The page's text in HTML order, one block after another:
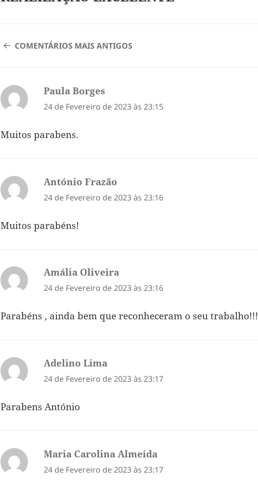
NAVEGAÇÃO
COMENTÁRIOS MAIS ANTIGOS
Paula Borges
24 de Fevereiro de 2023 às 23:15
Muitos parabens.
António Frazão
24 de Fevereiro de 2023 às 23:16
Muitos parabéns!
Amália Oliveira
24 de Fevereiro de 2023 às 23:16
Parabéns , ainda bem que reconheceram o seu trabalho!!!
Adelino Lima
24 de Fevereiro de 2023 às 23:17
Parabens António
Maria Carolina Almeida
24 de Fevereiro de 2023 às 23:17